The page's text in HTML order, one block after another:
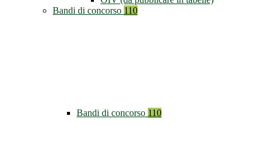
Bandi di concorso 110
Bandi di concorso 110